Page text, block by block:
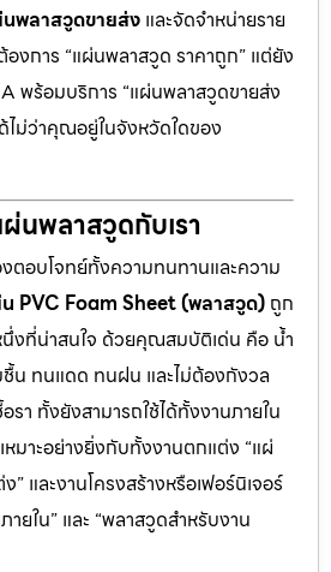
พลาสวูดขายส่ง และจัดจำหน่ายราย
องการ “แผ่นพลาสวูด ราคาถูก” แต่ยัง
พร้อมบริการ “แผ่นพลาสวูดขายส่ง
ม่ว่าคุณอยู่ในจังหวัดใดของ
นพลาสวูดกับเรา
ตอบโจทย์ทั้งความทนทานและความ
PVC Foam Sheet (พลาสวูด) ถูก
นึ่งที่น่าสนใจ ด้วยคุณสมบัติเด่น คือ น้ำ
น ทนแดด ทนฝน และไม่ต้องกังวล
รา ทั้งยังสามารถใช้ได้ทั้งงานภายใน
หมาะอย่างยิ่งกับทั้งงานตกแต่ง “แผ่
และงานโครงสร้างหรือเฟอร์นิเจอร์
ยใน” และ “พลาสวูดสำหรับงาน